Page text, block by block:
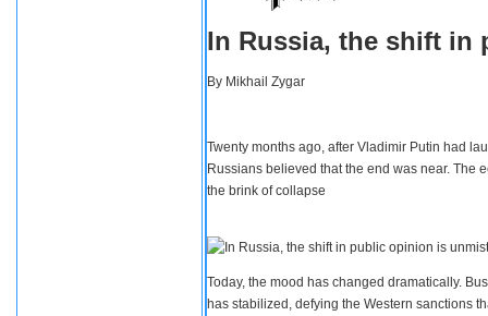
In Russia, the shift in
By Mikhail Zygar
Twenty months ago, after Vladimir Putin had
Russians believed that the end was near. The
the brink of collapse
Today, the mood has changed dramatically.
has stabilized, defying the Western sanctions